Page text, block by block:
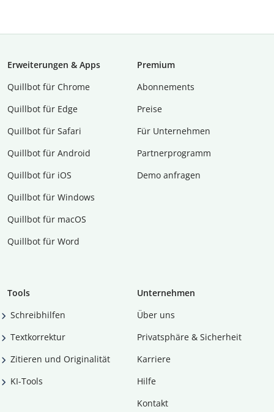
Erweiterungen & Apps
Quillbot für Chrome
Quillbot für Edge
Quillbot für Safari
Quillbot für Android
Quillbot für iOS
Quillbot für Windows
Quillbot für macOS
Quillbot für Word
Premium
Abon­ne­ments
Preise
Für Unternehmen
Partnerprogramm
Demo anfragen
Tools
Schreibhilfen
Textkorrektur
Zitieren und Originalität
KI-Tools
Unternehmen
Über uns
Privatsphäre & Sicherheit
Karriere
Hilfe
Kontakt